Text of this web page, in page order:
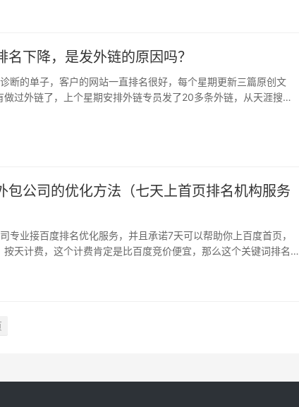
名下降，是发外链的原因吗？
断的单子，客户的网站一直排名很好，每个星期更新三篇原创文
过外链了，上个星期安排外链专员发了20多条外链，从天涯搜狐
包公司的优化方法（七天上首页排名机构服务
专业接百度排名优化服务，并且承诺7天可以帮助你上百度首页，
天计费，这个计费肯定是比百度竞价便宜，那么这个关键词排名优